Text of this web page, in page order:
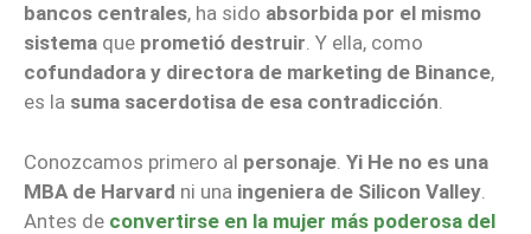
bancos centrales, ha sido absorbida por el mismo
sistema que prometió destruir. Y ella, como
cofundadora y directora de marketing de Binance,
es la suma sacerdotisa de esa contradicción.
Conozcamos primero al personaje Yi He no es una
MBA de Harvard ni una ingeniera de Silicon Valley
Antes de convertirse en la mujer más poderosa del